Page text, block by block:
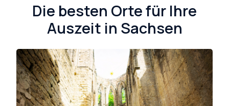
Die besten Orte für Ihre
Auszeit in Sachsen